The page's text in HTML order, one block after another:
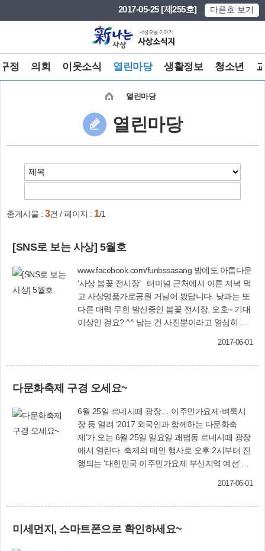
2017-05-25 [제255호] 다른호 보기
구정 의회 이웃소식 열린마당 생활정보 청소년
열린마당
열린마당
총게시물 : 3건 / 페이지 : 1/1
[SNS로 보는 사상] 5월호
www.facebook.com/funbssasang 밤에도 아름다운
‘사상 봄꽃 전시장’ 터미널 근처에서 이른 저녁 먹
고 사상명품가로공원 거닐어 봤답니다. 낮과는 또
다른 매력 무한 발산중인 봄꽃 전시장, 오호~ 기대
이상인 걸요? ^^ 남는 건 사진뿐이라고 열심히 셔
니 할아버지 이모 삼촌에 동네아저씨들까지 나와
없다. 그래도 신나긴 하다~ㅎㅎ 김진순(SNS 서포
터즈) 카네이션을 달아드렸어요 오늘은 부모님
의 은혜에 감사하는 어버이날입니다~^_^! 덕포시
장에 위치한 ‘뜰아래플라워’에서 카네이션을 후원
해 주셨는데요! 복지관 직원들이 이용자 한 분 한
분 가슴에 예쁜 카네이션을 달아드리며 감사의 마
담당자)
2017-06-01
다문화축제 구경 오세요~
6월 25일 르네시떼 광장… 이주민가요제·벼룩시
장 등 열려 ‘2017 외국인과 함께하는 다문화축
제’가 오는 6월 25일 일요일 괘법동 르네시떼 광장
에서 열린다. 축제의 메인 행사로 오후 2시부터 진
행되는 ‘대한민국 이주민가요제 부산지역 예선’에
제 본선’(대상 상금 500만원, 최우수상 300만원
2017-06-01
미세먼지, 스마트폰으로 확인하세요~